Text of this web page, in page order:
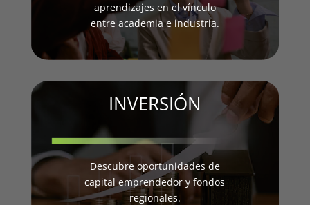
aprendizajes en el vínculo
entre academia e industria.
INVERSIÓN
Descubre oportunidades de
capital emprendedor y fondos
regionales.